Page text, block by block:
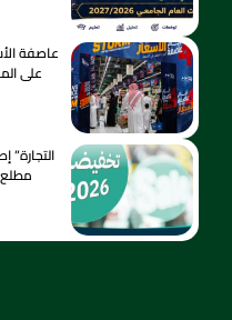
على